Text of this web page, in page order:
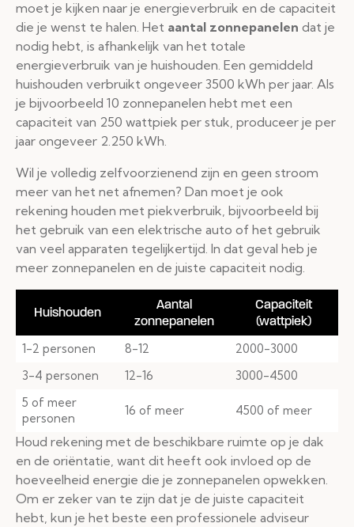
moet je kijken naar je energieverbruik en de capaciteit
die je wenst te halen. Het aantal zonnepanelen dat je
nodig hebt, is afhankelijk van het totale
energieverbruik van je huishouden. Een gemiddeld
huishouden verbruikt ongeveer 3500 kWh per jaar. Als
je bijvoorbeeld 10 zonnepanelen hebt met een
capaciteit van 250 wattpiek per stuk, produceer je per
jaar ongeveer 2.250 kWh.
Wil je volledig zelfvoorzienend zijn en geen stroom
meer van het net afnemen? Dan moet je ook
rekening houden met piekverbruik, bijvoorbeeld bij
het gebruik van een elektrische auto of het gebruik
van veel apparaten tegelijkertijd. In dat geval heb je
meer zonnepanelen en de juiste capaciteit nodig.
Huishouden
Aantal
zonnepanelen
Capaciteit
(wattpiek)
1-2 personen
8-12
2000-3000
3-4 personen
12-16
3000-4500
5 of meer
personen
16 of meer 4500 of meer
Houd rekening met de beschikbare ruimte op je dak
en de oriëntatie, want dit heeft ook invloed op de
hoeveelheid energie die je zonnepanelen opwekken.
Om er zeker van te zijn dat je de juiste capaciteit
hebt, kun je het beste een professionele adviseur